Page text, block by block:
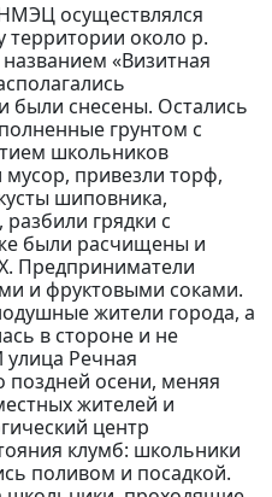
осуществлялся
территории около р.
«Визитная
были снесены. Остались
грунтом с
школьников
мусор, привезли торф,
шиповника,
грядки с
были расчищены и
Предприниматели
и фруктовыми соками.
жители города, а
в стороне и не
Речная
поздней осени, меняя
жителей и
центр
клумб: школьники
поливом и посадкой.